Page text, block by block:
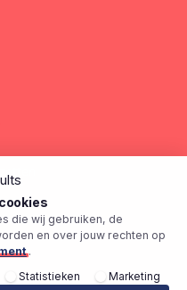
die wij gebruiken, de
en over jouw rechten op
.
Statistieken Marketing